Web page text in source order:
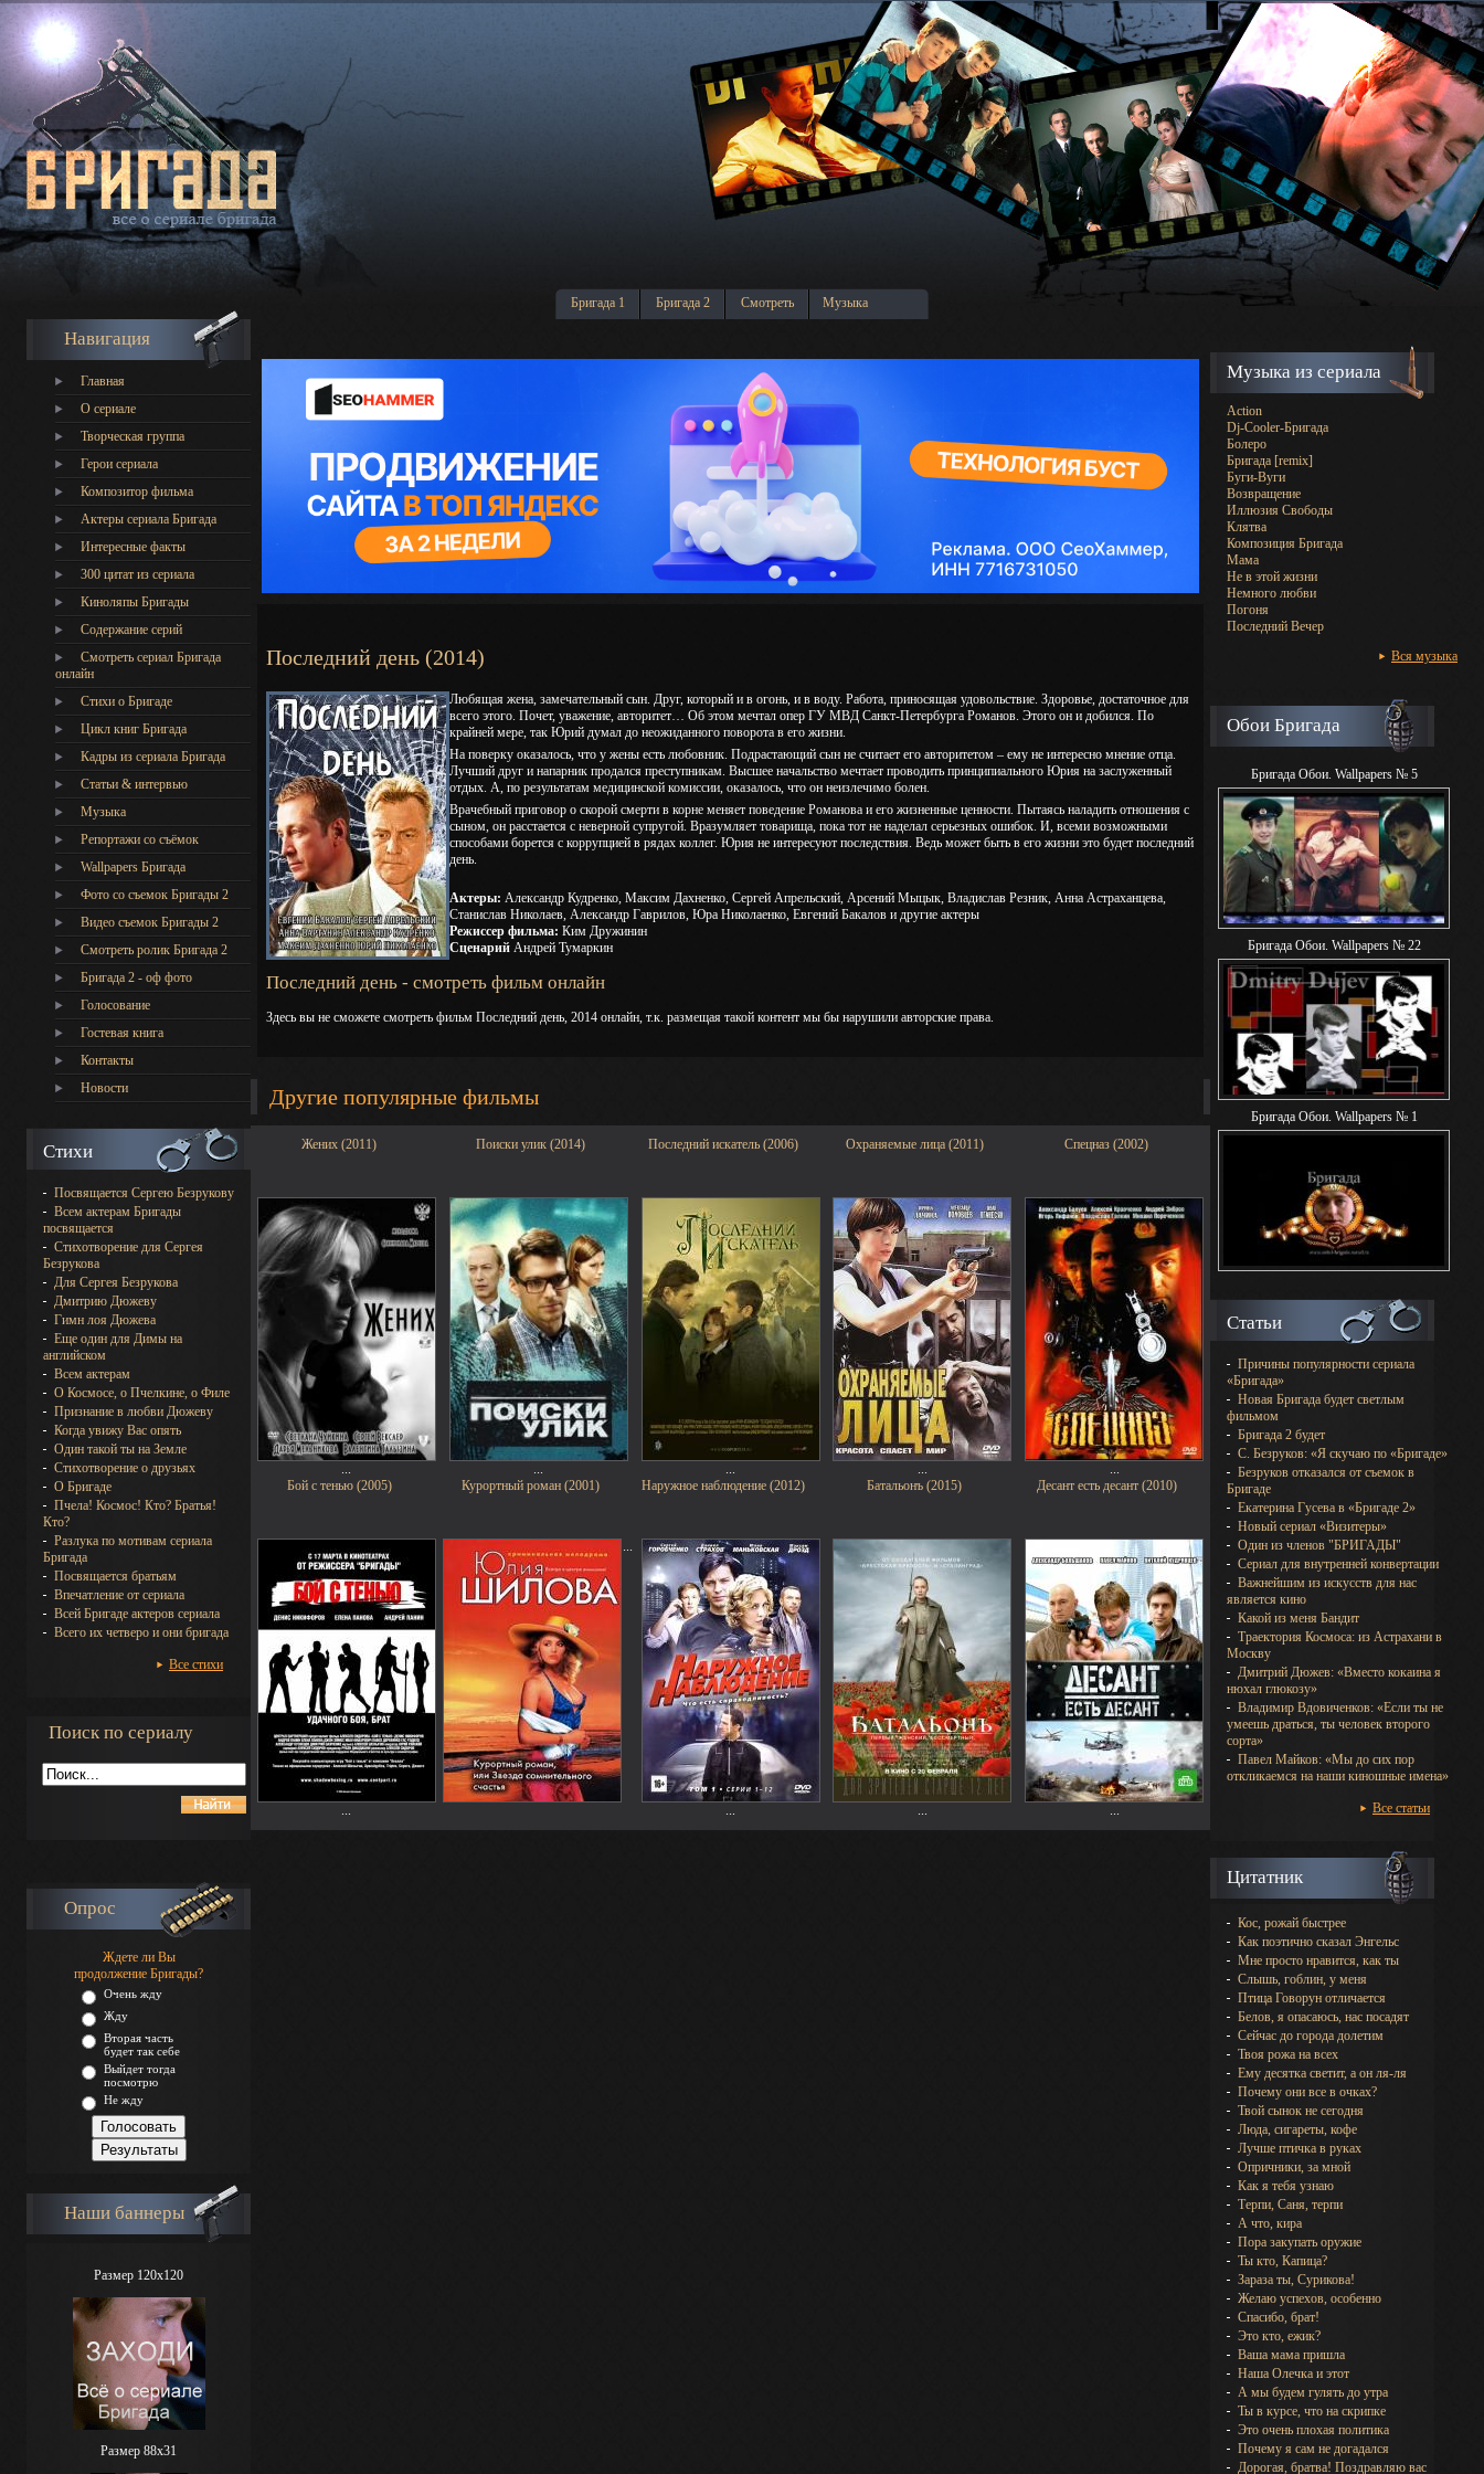
Бригада 1 Бригада 2 Смотреть Музыка
Навигация
Главная
О сериале
Творческая группа
Герои сериала
Композитор фильма
Актеры сериала Бригада
Интересные факты
300 цитат из сериала
Киноляпы Бригады
Содержание серий
Смотреть сериал Бригада
онлайн
Стихи о Бригаде
Цикл книг Бригада
Кадры из сериала Бригада
Статьи & интервью
Музыка
Репортажи со съёмок
Wallpapers Бригада
Фото со съемок Бригады 2
Видео съемок Бригады 2
Cмотреть ролик Бригада 2
Бригада 2 - оф фото
Голосование
Гостевая книга
Контакты
Новости
Стихи
Посвящается Сергею Безрукову
Всем актерам Бригады
посвящается
Стихотворение для Сергея
Безрукова
Для Сергея Безрукова
Дмитрию Дюжеву
Гимн лоя Дюжева
Еще один для Димы на
английском
Всем актерам
О Космосе, о Пчелкине, о Филе
Признание в любви Дюжеву
Когда увижу Вас опять
Один такой ты на Земле
Стихотворение о друзьях
О Бригаде
Пчела! Космос! Кто? Братья!
Кто?
Разлука по мотивам сериала
Бригада
Посвящается братьям
Впечатление от сериала
Всей Бригаде актеров сериала
Всего их четверо и они бригада
Все стихи
Поиск по сериалу
Опрос
Ждете ли Вы
продолжение Бригады?
Очень жду
Жду
Вторая часть
будет так себе
Выйдет тогда
посмотрю
Не жду
Наши баннеры
Размер 120x120
Размер 88х31
Последний день (2014)
Любящая жена, замечательный сын. Друг, который и в огонь, и в воду. Работа, приносящая удовольствие. Здоровье, достаточное для
всего этого. Почет, уважение, авторитет… Об этом мечтал опер ГУ МВД Санкт-Петербурга Романов. Этого он и добился. По
крайней мере, так Юрий думал до неожиданного поворота в его жизни.
На поверку оказалось, что у жены есть любовник. Подрастающий сын не считает его авторитетом – ему не интересно мнение отца.
Лучший друг и напарник продался преступникам. Высшее начальство мечтает проводить принципиального Юрия на заслуженный
отдых. А, по результатам медицинской комиссии, оказалось, что он неизлечимо болен.
Врачебный приговор о скорой смерти в корне меняет поведение Романова и его жизненные ценности. Пытаясь наладить отношения с
сыном, он расстается с неверной супругой. Вразумляет товарища, пока тот не наделал серьезных ошибок. И, всеми возможными
способами борется с коррупцией в рядах коллег. Юрия не интересуют последствия. Ведь может быть в его жизни это будет последний
день.
Актеры: Александр Кудренко, Максим Дахненко, Сергей Апрельский, Арсений Мыцык, Владислав Резник, Анна Астраханцева,
Станислав Николаев, Александр Гаврилов, Юра Николаенко, Евгений Бакалов и другие актеры
Режиссер фильма: Ким Дружинин
Сценарий Андрей Тумаркин
Последний день - смотреть фильм онлайн
Здесь вы не сможете смотреть фильм Последний день, 2014 онлайн, т.к. размещая такой контент мы бы нарушили авторские права.
Другие популярные фильмы
Жених (2011)
...
Поиски улик (2014)
...
Последний искатель (2006)
...
Охраняемые лица (2011)
...
Спецназ (2002)
...
Бой с тенью (2005)
...
Курортный роман (2001)
...
Наружное наблюдение (2012)
...
Батальонъ (2015)
...
Десант есть десант (2010)
...
Музыка из сериала
Action
Dj-Cooler-Бригада
Болеро
Бригада [remix]
Буги-Вуги
Возвращение
Иллюзия Свободы
Клятва
Композиция Бригада
Мама
Не в этой жизни
Немного любви
Погоня
Последний Вечер
Вся музыка
Обои Бригада
Бригада Обои. Wallpapers № 5
Бригада Обои. Wallpapers № 22
Бригада Обои. Wallpapers № 1
Статьи
Причины популярности сериала
«Бригада»
Новая Бригада будет светлым
фильмом
Бригада 2 будет
С. Безруков: «Я скучаю по «Бригаде»
Безруков отказался от съемок в
Бригаде
Екатерина Гусева в «Бригаде 2»
Новый сериал «Визитеры»
Один из членов "БРИГАДЫ"
Сериал для внутренней конвертации
Важнейшим из искусств для нас
является кино
Какой из меня Бандит
Траектория Космоса: из Астрахани в
Москву
Дмитрий Дюжев: «Вместо кокаина я
нюхал глюкозу»
Владимир Вдовиченков: «Если ты не
умеешь драться, ты человек второго
сорта»
Павел Майков: «Мы до сих пор
откликаемся на наши киношные имена»
Все статьи
Цитатник
Кос, рожай быстрее
Как поэтично сказал Энгельс
Мне просто нравится, как ты
Слышь, гоблин, у меня
Птица Говорун отличается
Белов, я опасаюсь, нас посадят
Сейчас до города долетим
Твоя рожа на всех
Ему десятка светит, а он ля-ля
Почему они все в очках?
Твой сынок не сегодня
Люда, сигареты, кофе
Лучше птичка в руках
Опричники, за мной
Как я тебя узнаю
Терпи, Саня, терпи
А что, кира
Пора закупать оружие
Ты кто, Капица?
Зараза ты, Сурикова!
Желаю успехов, особенно
Спасибо, брат!
Это кто, ежик?
Ваша мама пришла
Наша Олечка и этот
А мы будем гулять до утра
Ты в курсе, что на скрипке
Это очень плохая политика
Почему я сам не догадался
Дорогая, братва! Поздравляю вас